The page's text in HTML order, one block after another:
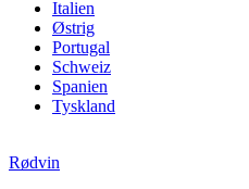
Italien
Østrig
Portugal
Schweiz
Spanien
Tyskland
Rødvin